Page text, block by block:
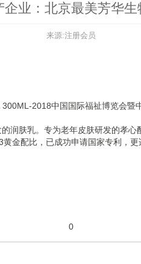
业：北京最美芳华生
来源:注册会员
润肤乳。专为老年皮肤研发的孝
金配比，已成功申请国家专利，更
0